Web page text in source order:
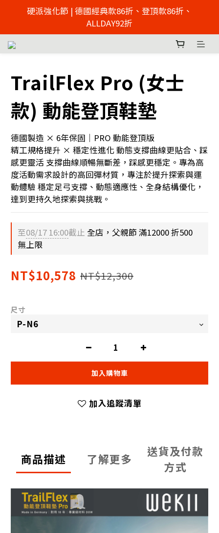
2026父親節慶 硬派強化節  | 來店免費足壓檢測 >> 點擊
了解
硬派強化節 | 德國經典款86折、登頂款86折、
ALLDAY92折
2026父親節慶 硬派強化節  | 來店免費足壓檢測 >> 點擊
了解
TrailFlex Pro (女士
款) 動能登頂鞋墊
德國製造 × 6年保固｜PRO 動能登頂版
精工規格提升 × 穩定性進化 動態支撐曲線更貼合、踩
感更靈活 支撐曲線順暢無斷差，踩感更穩定。專為高
度活動需求設計的高回彈材質，專注於提升探索與運
動體驗 穩定足弓支撐、動態適應性、全身結構優化，
達到更持久地探索與挑戰。
至08/17 16:00截止 全店，父親節 滿12000 折500
無上限
NT$10,578 NT$12,300
尺寸
加入購物車
加入追蹤清單
商品描述 了解更多
送貨及付款
方式